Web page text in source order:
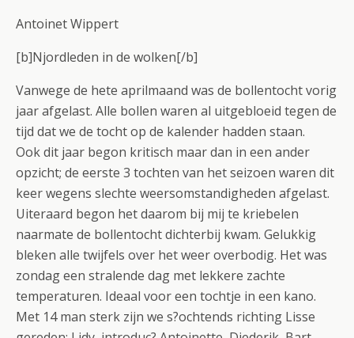
Antoinet Wippert
[b]Njordleden in de wolken[/b]
Vanwege de hete aprilmaand was de bollentocht vorig
jaar afgelast. Alle bollen waren al uitgebloeid tegen de
tijd dat we de tocht op de kalender hadden staan.
Ook dit jaar begon kritisch maar dan in een ander
opzicht; de eerste 3 tochten van het seizoen waren dit
keer wegens slechte weersomstandigheden afgelast.
Uiteraard begon het daarom bij mij te kriebelen
naarmate de bollentocht dichterbij kwam. Gelukkig
bleken alle twijfels over het weer overbodig. Het was
zondag een stralende dag met lekkere zachte
temperaturen. Ideaal voor een tochtje in een kano.
Met 14 man sterk zijn we s?ochtends richting Lisse